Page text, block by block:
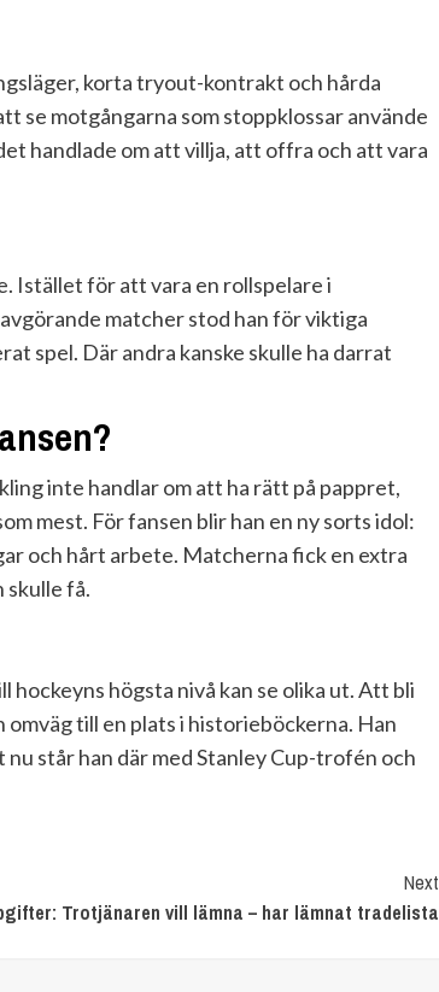
korta tryout-kontrakt och hårda
se motgångarna som stoppklossar använde
handlade om att villja, att offra och att vara
Istället för att vara en rollspelare i
matcher stod han för viktiga
spel. Där andra kanske skulle ha darrat
inte handlar om att ha rätt på pappret,
mest. För fansen blir han en ny sorts idol:
och hårt arbete. Matcherna fick en extra
skulle få.
högsta nivå kan se olika ut. Att bli
till en plats i historieböckerna. Han
står han där med Stanley Cup-trofén och
Next
Trotjänaren vill lämna – har lämnat tradelista